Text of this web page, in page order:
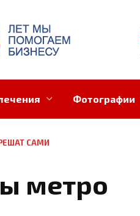
Фотографии
САМИ
метро